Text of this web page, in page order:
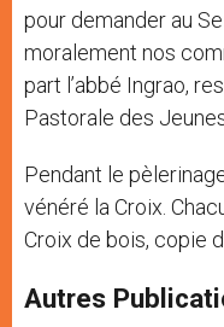
pour demander au
moralement nos
part l’abbé Ingrao,
Pastorale des
Pendant le
vénéré la Croix.
Croix de bois, copie
Autres